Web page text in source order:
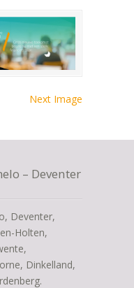
Next Image
– Deventer
Deventer,
Holten,
Dinkelland,